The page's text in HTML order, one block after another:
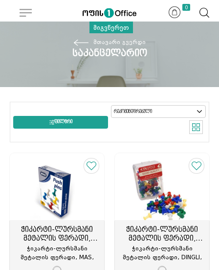
0
მიგვწერეთ
მთავარი გვერდი
საკანცელარიო
ᲤᲘᲚᲢᲠᲘ
ჭიკარტი-ლურსმანი
მეტალის ფერადი,
MAS,
ჭიკარტი-ლურსმანი
მეტალის ფერადი, MAS,
ყუთი-18 ცალი,
ჭიკარტი-ლურსმანი
მეტალის ფერადი,
DINGLI
ჭიკარტი-ლურსმანი
მეტალის ფერადი, DINGLI,
ყუთი-50ცალი,